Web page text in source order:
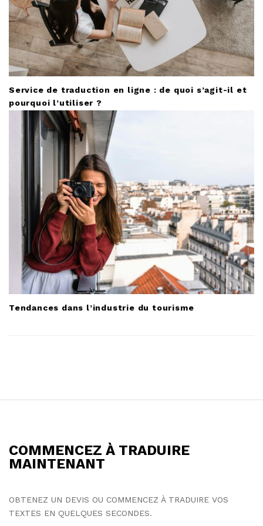
Service de traduction en ligne : de quoi s’agit-il et
pourquoi l’utiliser ?
Tendances dans l’industrie du tourisme
COMMENCEZ À TRADUIRE
MAINTENANT
OBTENEZ UN DEVIS OU COMMENCEZ À TRADUIRE VOS
TEXTES EN QUELQUES SECONDES.